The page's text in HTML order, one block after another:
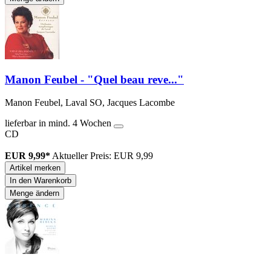
Manon Feubel - "Quel beau reve..."
Manon Feubel, Laval SO, Jacques Lacombe
lieferbar in mind. 4 Wochen
CD
EUR 9,99*Aktueller Preis: EUR 9,99
Artikel merken
In den Warenkorb
Menge ändern